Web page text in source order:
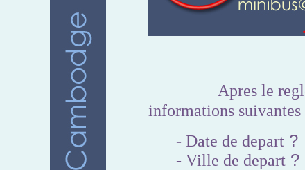
Apres le
informations suivantes
- Date de depart?
- Ville de depart?